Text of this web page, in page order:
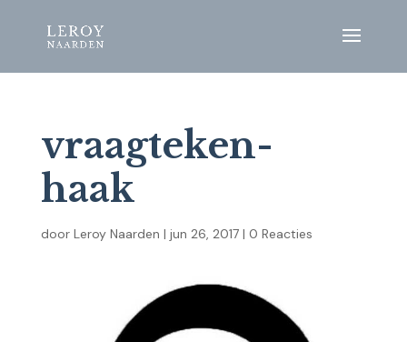
vraagteken-
haak
door Leroy Naarden | jun 26, 2017| 0 Reacties